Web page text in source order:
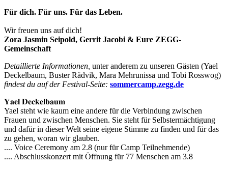
Für dich. Für uns. Für das Leben.
Wir freuen uns auf dich!
Zora Jasmin Seipold, Gerrit Jacobi & Eure ZEGG-
Gemeinschaft
Detaillierte Informationen, unter anderem zu unseren Gästen (Yael
Deckelbaum, Buster Rådvik, Mara Mehrunissa und Tobi Rosswog)
findest du auf der Festival-Seite: sommercamp.zegg.de
𝐘𝐚𝐞𝐥 𝐃𝐞𝐜𝐤𝐞𝐥𝐛𝐚𝐮𝐦
Yael steht wie kaum eine andere für die Verbindung zwischen
Frauen und zwischen Menschen. Sie steht für Selbstermächtigung
und dafür in dieser Welt seine eigene Stimme zu finden und für das
zu gehen, woran wir glauben.
.... Voice Ceremony am 2.8 (nur für Camp Teilnehmende)
.... Abschlusskonzert mit Öffnung für 77 Menschen am 3.8